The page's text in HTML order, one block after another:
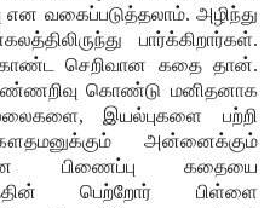
என வகைப்படுத்தலாம். அழிந்து
பார்க்கிறார்கள்.
செறிவான கதை தான்.
கொண்டு மனிதனாக
இயல்புகளை பற்றி
அன்னைக்கும்
பிணைப்பு கதையை
பெற்றோர் பிள்ளை